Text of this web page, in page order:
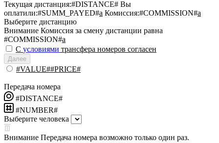
Текущая дистанция:#DISTANCE# Вы
оплатили:#SUMM_PAYED#a Комиссия:#COMMISSION#a
Выберите дистанцию
Внимание Комиссия за смену дистанции равна
#COMMISSION#a
С условиями трансфера номеров согласен
Далее
#VALUE##PRICE#
Передача номера
#DISTANCE#
#NUMBER#
Выберите человека
Внимание Передача номера возможно только один раз.